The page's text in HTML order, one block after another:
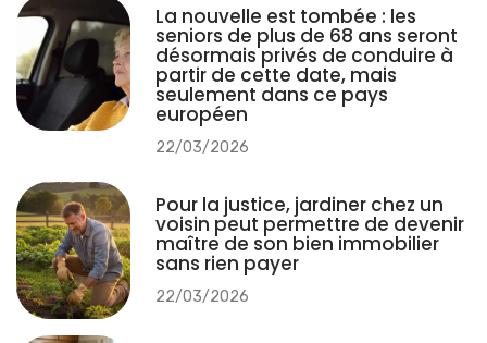
La nouvelle est tombée : les
seniors de plus de 68 ans seront
désormais privés de conduire à
partir de cette date, mais
seulement dans ce pays
européen
22/03/2026
Pour la justice, jardiner chez un
voisin peut permettre de devenir
maître de son bien immobilier
sans rien payer
22/03/2026